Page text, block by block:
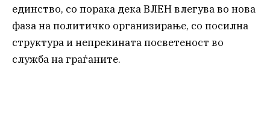
единство, со порака дека ВЛЕН влегува во нова
фаза на политичко организирање, со посилна
структура и непрекината посветеност во
служба на граѓаните.